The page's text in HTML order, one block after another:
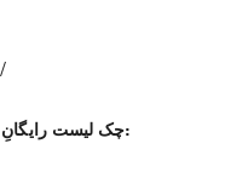
چک لیست رایگانِ 75 روش برای گرم کردن رابطه زناشویی: